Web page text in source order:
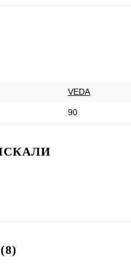
VEDA
90